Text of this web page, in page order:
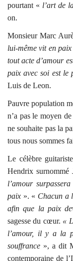
pourtant « l’art de
on.
Monsieur Marc
lui-même vit en paix
tout acte d’amour
paix avec soi est le
Luis de Leon.
Pauvre population
n’a pas le moyen
ne souhaite pas la
tous nous sommes
Le célèbre
Hendrix
l’amour
paix ». « Chacun a
afin que la paix
sagesse du cœur. «
l’amour, il y a la
souffrance », a dit
contemporaine de